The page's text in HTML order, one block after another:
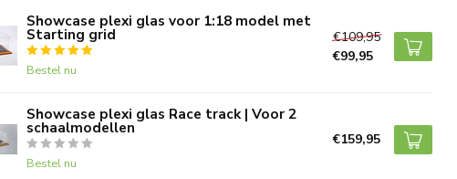
Showcase plexi glas voor 1:18 model met
Starting grid
Bestel nu
€109,95
€99,95
Showcase plexi glas Race track | Voor 2
schaalmodellen
Bestel nu
€159,95